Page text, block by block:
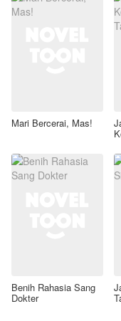
Mari Bercerai, Mas!
Benih Rahasia Sang
Dokter